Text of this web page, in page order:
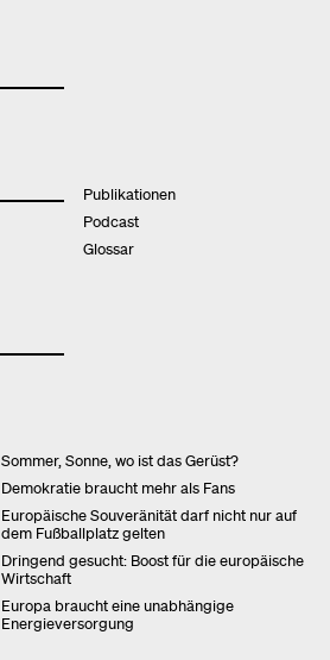
Publikationen
Podcast
Glossar
Sommer, Sonne, wo ist das Gerüst?
Demokratie braucht mehr als Fans
Europäische Souveränität darf nicht nur auf
dem Fußballplatz gelten
Dringend gesucht: Boost für die europäische
Wirtschaft
Europa braucht eine unabhängige
Energieversorgung